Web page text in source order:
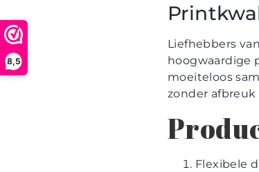
8,5
Liefhebbers
hoogwaardige
moeiteloos
zonder
Flexibele